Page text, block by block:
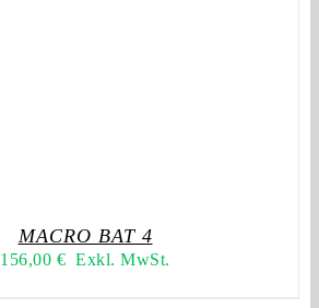
MACRO BAT 4
156,00 € Exkl. MwSt.